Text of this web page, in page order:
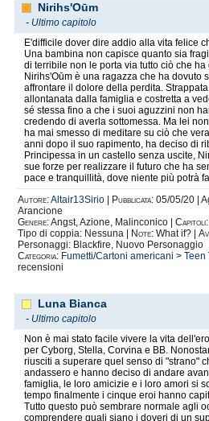
Nirihs'Oūm
- Ultimo capitolo
E'difficile dover dire addio alla vita felice
Una bambina non capisce quanto sia
di terribile non le porta via tutto ciò che ha
Nirihs'Oūm è una ragazza che ha dovuto
affrontare il dolore della perdita.
allontanata dalla famiglia e costretta a
sé stessa fino a che i suoi aguzzini non
credendo di averla sottomessa. Ma lei
ha mai smesso di meditare su ciò che
anni dopo il suo rapimento, ha deciso di
Principessa in un castello senza uscite,
sue forze per realizzare il futuro che ha
pace e tranquillità, dove niente più potrà
Autore:Altair13Sirio Pubblicata: 05/05/20 |
Arancione
Genere:Angst, Azione, Malinconico | Capitoli:
Tipo di coppia: Nessuna |
Note: What if? |
Personaggi: Blackfire, Nuovo Personaggio
Categoria: Fumetti/Cartoni americani > Teen
recensioni
Luna Bianca
- Ultimo capitolo
Non è mai stato facile vivere la vita
per Cyborg, Stella, Corvina e BB.
riusciti a superare quel senso di "strano"
andassero e hanno deciso di andare
famiglia, le loro amicizie e i loro amori si
tempo finalmente i cinque eroi hanno
Tutto questo può sembrare normale agli
comprendere quali siano i doveri di un